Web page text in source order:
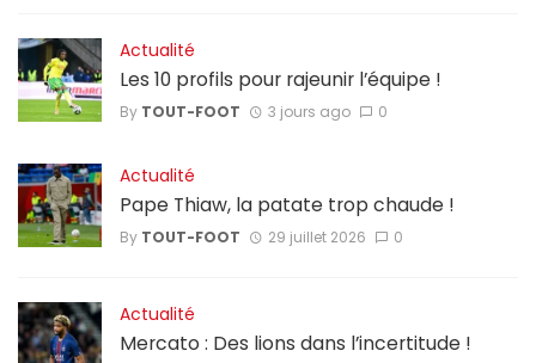
Actualité
Les 10 profils pour rajeunir l’équipe !
By TOUT-FOOT 3 jours ago 0
Actualité
Pape Thiaw, la patate trop chaude !
By TOUT-FOOT 29 juillet 2026 0
Actualité
Mercato : Des lions dans l’incertitude !